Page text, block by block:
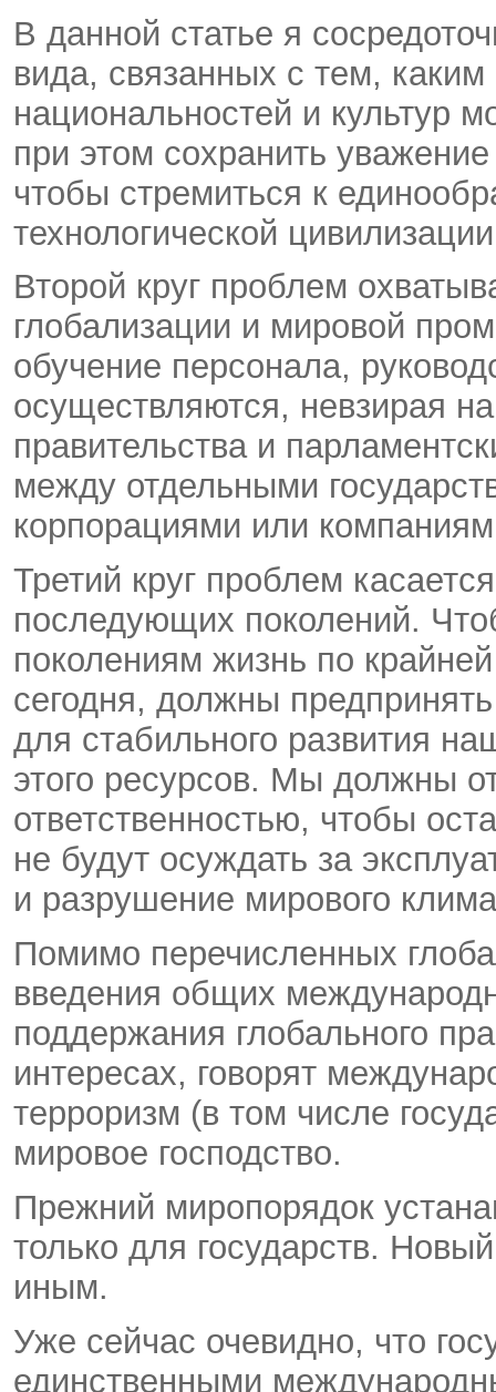
В данной статье я
вида, связанных с тем,
национальностей и культур
при этом сохранить
чтобы стремиться к
технологической
Второй круг проблем
глобализации и мировой
обучение персонала,
осуществляются, невзирая
правительства и
между отдельными
корпорациями или
Третий круг проблем
последующих поколений.
поколениям жизнь по
сегодня, должны
для стабильного развития
этого ресурсов. Мы должны
ответственностью, чтобы
не будут осуждать за
и разрушение мирового
Помимо перечисленных
введения общих
поддержания глобального
интересах, говорят
терроризм (в том числе
мировое господство.
Прежний миропорядок
только для государств.
иным.
Уже сейчас очевидно, что
единственными